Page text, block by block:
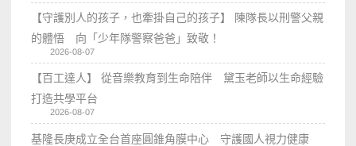
【守護別人的孩子，也牽掛自己的孩子】 陳隊長以刑警父親
的體悟 向「少年隊警察爸爸」致敬！
2026-08-07
【百工達人】 從音樂教育到生命陪伴 黛玉老師以生命經驗
打造共學平台
2026-08-07
基隆長庚成立全台首座圓錐角膜中心 守護國人視力健康